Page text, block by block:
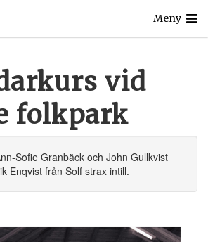
Meny
vid
folkpark
Sofie Granbäck och John Gullkvist
Enqvist från Solf strax intill.